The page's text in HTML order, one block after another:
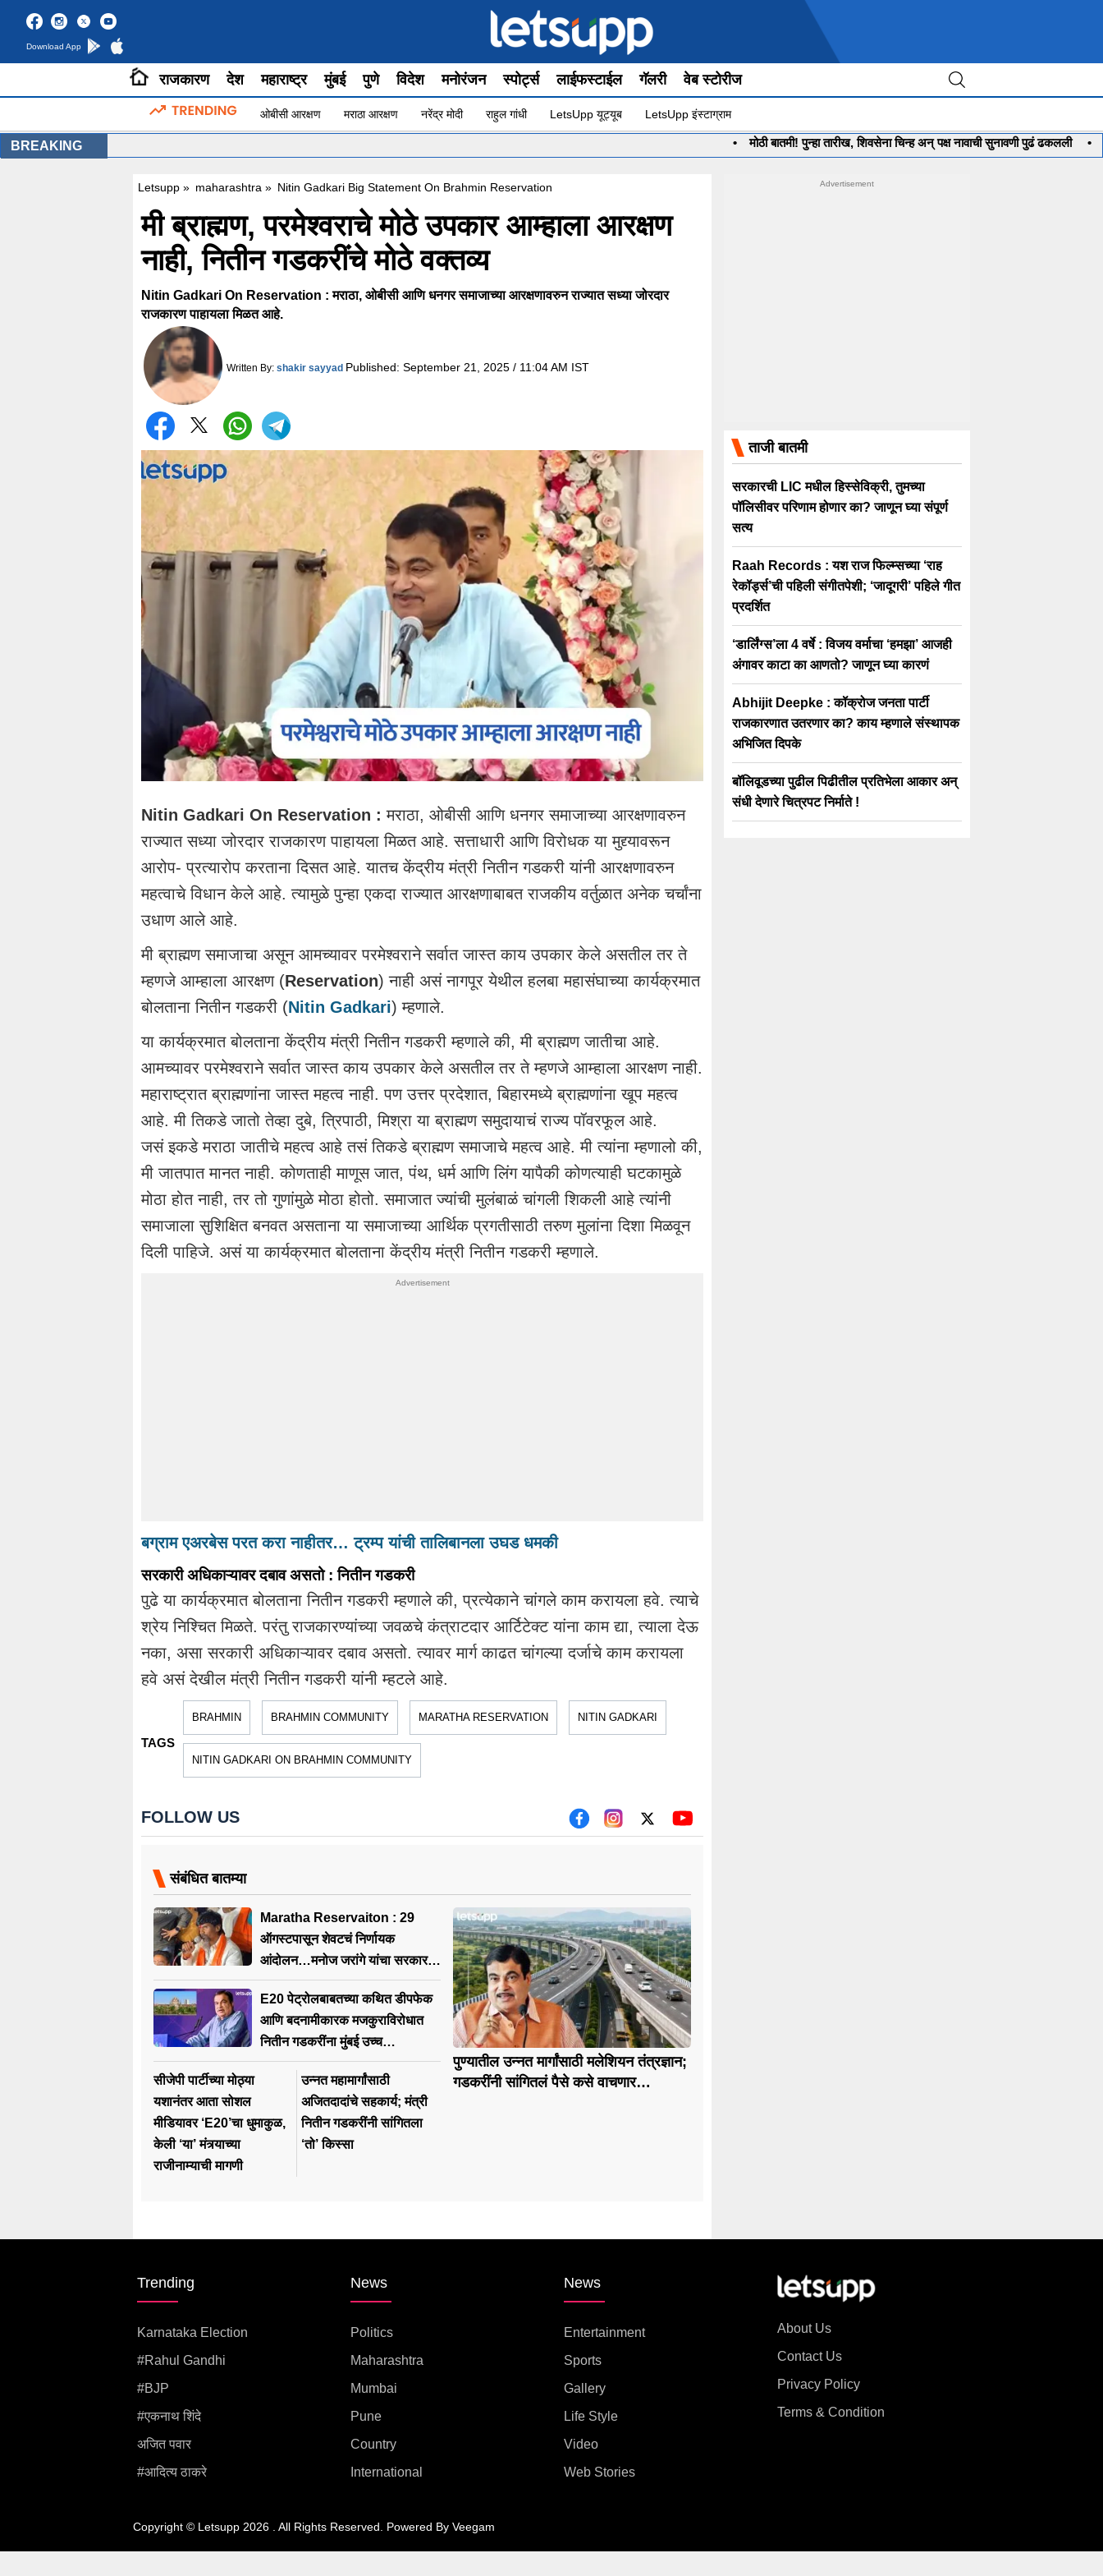
Download App
राजकारण देश महाराष्ट्र मुंबई पुणे विदेश मनोरंजन स्पोर्ट्स लाईफस्टाईल गॅलरी वेब स्टोरीज
ओबीसी आरक्षण मराठा आरक्षण नरेंद्र मोदी राहुल गांधी LetsUpp यूट्यूब LetsUpp इंस्टाग्राम
BREAKING मोठी बातमी! पुन्हा तारीख, शिवसेना चिन्ह अन् पक्ष नावाची सुनावणी पुढं ढकलली • भारतात
Letsupp » maharashtra » Nitin Gadkari Big Statement On Brahmin Reservation
मी ब्राह्मण, परमेश्वराचे मोठे उपकार आम्हाला आरक्षण
नाही, नितीन गडकरींचे मोठे वक्तव्य
Nitin Gadkari On Reservation : मराठा, ओबीसी आणि धनगर समाजाच्या आरक्षणावरुन राज्यात सध्या जोरदार
राजकारण पाहायला मिळत आहे.
Written By: shakir sayyad Published: September 21, 2025 / 11:04 AM IST
Nitin Gadkari On Reservation : मराठा, ओबीसी आणि धनगर समाजाच्या आरक्षणावरुन
राज्यात सध्या जोरदार राजकारण पाहायला मिळत आहे. सत्ताधारी आणि विरोधक या मुद्द्यावरून
आरोप- प्रत्यारोप करताना दिसत आहे. यातच केंद्रीय मंत्री नितीन गडकरी यांनी आरक्षणावरुन
महत्वाचे विधान केले आहे. त्यामुळे पुन्हा एकदा राज्यात आरक्षणाबाबत राजकीय वर्तुळात अनेक चर्चांना
उधाण आले आहे.
मी ब्राह्मण समाजाचा असून आमच्यावर परमेश्वराने सर्वात जास्त काय उपकार केले असतील तर ते
म्हणजे आम्हाला आरक्षण (Reservation) नाही असं नागपूर येथील हलबा महासंघाच्या कार्यक्रमात
बोलताना नितीन गडकरी (Nitin Gadkari) म्हणाले.
या कार्यक्रमात बोलताना केंद्रीय मंत्री नितीन गडकरी म्हणाले की, मी ब्राह्मण जातीचा आहे.
आमच्यावर परमेश्वराने सर्वात जास्त काय उपकार केले असतील तर ते म्हणजे आम्हाला आरक्षण नाही.
महाराष्ट्रात ब्राह्मणांना जास्त महत्व नाही. पण उत्तर प्रदेशात, बिहारमध्ये ब्राह्मणांना खूप महत्व
आहे. मी तिकडे जातो तेव्हा दुबे, त्रिपाठी, मिश्रा या ब्राह्मण समुदायाचं राज्य पॉवरफूल आहे.
जसं इकडे मराठा जातीचे महत्व आहे तसं तिकडे ब्राह्मण समाजाचे महत्व आहे. मी त्यांना म्हणालो की,
मी जातपात मानत नाही. कोणताही माणूस जात, पंथ, धर्म आणि लिंग यापैकी कोणत्याही घटकामुळे
मोठा होत नाही, तर तो गुणांमुळे मोठा होतो. समाजात ज्यांची मुलंबाळं चांगली शिकली आहे त्यांनी
समाजाला सुशिक्षित बनवत असताना या समाजाच्या आर्थिक प्रगतीसाठी तरुण मुलांना दिशा मिळवून
दिली पाहिजे. असं या कार्यक्रमात बोलताना केंद्रीय मंत्री नितीन गडकरी म्हणाले.
बग्राम एअरबेस परत करा नाहीतर… ट्रम्प यांची तालिबानला उघड धमकी
सरकारी अधिकाऱ्यावर दबाव असतो : नितीन गडकरी
पुढे या कार्यक्रमात बोलताना नितीन गडकरी म्हणाले की, प्रत्येकाने चांगले काम करायला हवे. त्याचे
श्रेय निश्चित मिळते. परंतु राजकारण्यांच्या जवळचे कंत्राटदार आर्टिटेक्ट यांना काम द्या, त्याला देऊ
नका, असा सरकारी अधिकाऱ्यावर दबाव असतो. त्यावर मार्ग काढत चांगल्या दर्जाचे काम करायला
हवे असं देखील मंत्री नितीन गडकरी यांनी म्हटले आहे.
TAGS
BRAHMIN BRAHMIN COMMUNITY MARATHA RESERVATION NITIN GADKARI
NITIN GADKARI ON BRAHMIN COMMUNITY
FOLLOW US
संबंधित बातम्या
Maratha Reservaiton : 29
ऑगस्टपासून शेवटचं निर्णायक
आंदोलन…मनोज जरांगे यांचा सरकारला
अल्टिमेटम!
E20 पेट्रोलबाबतच्या कथित डीपफेक
आणि बदनामीकारक मजकुराविरोधात
नितीन गडकरींना मुंबई उच्च
न्यायालयाची दिलासा
सीजेपी पार्टीच्या मोठ्या
यशानंतर आता सोशल
मीडियावर ‘E20’चा धुमाकुळ,
केली ‘या’ मंत्र्याच्या
राजीनाम्याची मागणी
उन्नत महामार्गांसाठी
अजितदादांचे सहकार्य; मंत्री
नितीन गडकरींनी सांगितला
‘तो’ किस्सा
पुण्यातील उन्नत मार्गांसाठी मलेशियन तंत्रज्ञान;
गडकरींनी सांगितलं पैसे कसे वाचणार…
ताजी बातमी
सरकारची LIC मधील हिस्सेविक्री, तुमच्या
पॉलिसीवर परिणाम होणार का? जाणून घ्या संपूर्ण
सत्य
Raah Records : यश राज फिल्म्सच्या ‘राह
रेकॉर्ड्स’ची पहिली संगीतपेशी; ‘जादूगरी’ पहिले गीत
प्रदर्शित
‘डार्लिंग्स’ला 4 वर्षे : विजय वर्माचा ‘हमझा’ आजही
अंगावर काटा का आणतो? जाणून घ्या कारणं
Abhijit Deepke : कॉक्रोज जनता पार्टी
राजकारणात उतरणार का? काय म्हणाले संस्थापक
अभिजित दिपके
बॉलिवूडच्या पुढील पिढीतील प्रतिभेला आकार अन्
संधी देणारे चित्रपट निर्माते !
Trending
Karnataka Election
#rahul Gandhi
#BJP
#एकनाथ शिंदे
अजित पवार
#आदित्य ठाकरे
News
Politics
Maharashtra
Mumbai
Pune
Country
International
News
Entertainment
Sports
Gallery
Life Style
Video
Web Stories
About Us
Contact Us
Privacy Policy
Terms & Condition
Copyright © Letsupp 2026 . All Rights Reserved. Powered By Veegam